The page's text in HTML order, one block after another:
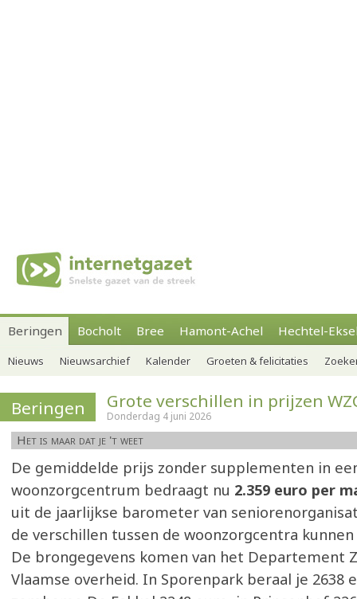
Beringen Bocholt Bree Hamont-Achel Hechtel-
Nieuws Nieuwsarchief Kalender Groeten & felicitaties
Beringen Grote verschillen in prijzen
Donderdag 4 juni 2026
Het is maar dat je 't weet
De gemiddelde prijs zonder supplementen in
woonzorgcentrum bedraagt nu 2.359 euro per
uit de jaarlijkse barometer van
de verschillen tussen de woonzorgcentra
De brongegevens komen van het Departement
Vlaamse overheid. In Sporenpark beraal je 2638